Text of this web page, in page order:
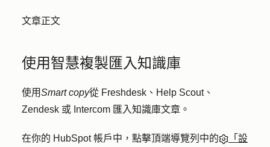
文章正文
使用智慧複製匯入知識庫
使用Smart copy從 Freshdesk、Help Scout、
Zendesk 或 Intercom 匯入知識庫文章。
在你的 HubSpot 帳戶中，點擊頂端導覽列中的
「設